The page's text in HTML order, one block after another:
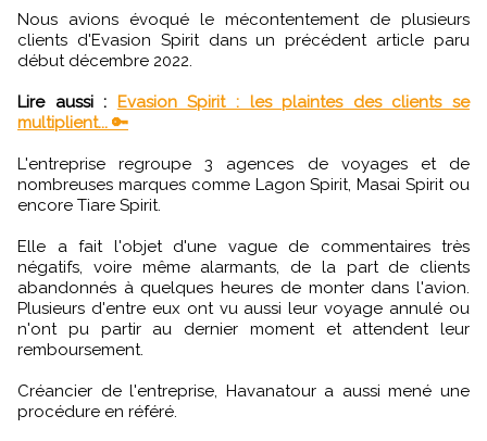
Nous avions évoqué le mécontentement de plusieurs
clients d'Evasion Spirit dans un précédent article paru
début décembre 2022.
Lire aussi :
Evasion Spirit : les plaintes des clients se
multiplient... 🔑
L'entreprise regroupe 3 agences de voyages et de
nombreuses marques comme Lagon Spirit, Masai Spirit ou
encore Tiare Spirit.
Elle a fait l'objet d'une vague de commentaires très
négatifs, voire même alarmants, de la part de clients
abandonnés à quelques heures de monter dans l'avion.
Plusieurs d'entre eux ont vu aussi leur voyage annulé ou
n'ont pu partir au dernier moment et attendent leur
remboursement.
Créancier de l'entreprise, Havanatour a aussi mené une
procédure en référé.